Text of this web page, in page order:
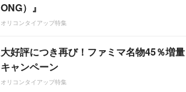
ONG）』
オリコンタイアップ特集
大好評につき再び！ファミマ名物45％増量
キャンペーン
オリコンタイアップ特集